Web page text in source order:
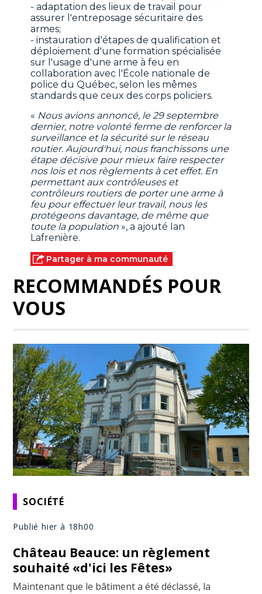
- adaptation des lieux de travail pour
assurer l'entreposage sécuritaire des
armes;
- instauration d'étapes de qualification et
déploiement d'une formation spécialisée
sur l'usage d'une arme à feu en
collaboration avec l'École nationale de
police du Québec, selon les mêmes
standards que ceux des corps policiers.
« Nous avions annoncé, le 29 septembre
dernier, notre volonté ferme de renforcer la
surveillance et la sécurité sur le réseau
routier. Aujourd'hui, nous franchissons une
étape décisive pour mieux faire respecter
nos lois et nos règlements à cet effet. En
permettant aux contrôleuses et
contrôleurs routiers de porter une arme à
feu pour effectuer leur travail, nous les
protégeons davantage, de même que
toute la population», a ajouté Ian
Lafrenière.
Partager à ma communauté
RECOMMANDÉS POUR
VOUS
SOCIÉTÉ
Publié hier à 18h00
Château Beauce: un règlement
souhaité «d'ici les Fêtes»
Maintenant que le bâtiment a été déclassé, la